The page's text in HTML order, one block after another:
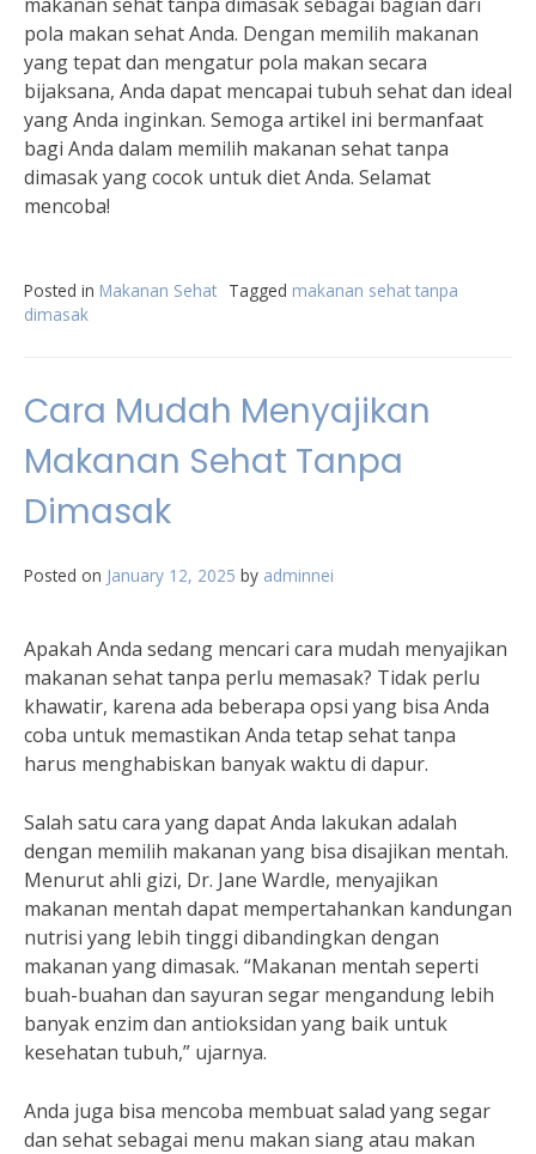
pola makan sehat Anda. Dengan memilih makanan
yang tepat dan mengatur pola makan secara
bijaksana, Anda dapat mencapai tubuh sehat dan ideal
yang Anda inginkan. Semoga artikel ini bermanfaat
bagi Anda dalam memilih makanan sehat tanpa
dimasak yang cocok untuk diet Anda. Selamat
mencoba!
Posted in Makanan Sehat Tagged makanan sehat tanpa
dimasak
Cara Mudah Menyajikan
Makanan Sehat Tanpa
Dimasak
Posted on January 12, 2025 by adminnei
Apakah Anda sedang mencari cara mudah menyajikan
makanan sehat tanpa perlu memasak? Tidak perlu
khawatir, karena ada beberapa opsi yang bisa Anda
coba untuk memastikan Anda tetap sehat tanpa
harus menghabiskan banyak waktu di dapur.
Salah satu cara yang dapat Anda lakukan adalah
dengan memilih makanan yang bisa disajikan mentah.
Menurut ahli gizi, Dr. Jane Wardle, menyajikan
makanan mentah dapat mempertahankan kandungan
nutrisi yang lebih tinggi dibandingkan dengan
makanan yang dimasak. “Makanan mentah seperti
buah-buahan dan sayuran segar mengandung lebih
banyak enzim dan antioksidan yang baik untuk
kesehatan tubuh,” ujarnya.
Anda juga bisa mencoba membuat salad yang segar
dan sehat sebagai menu makan siang atau makan